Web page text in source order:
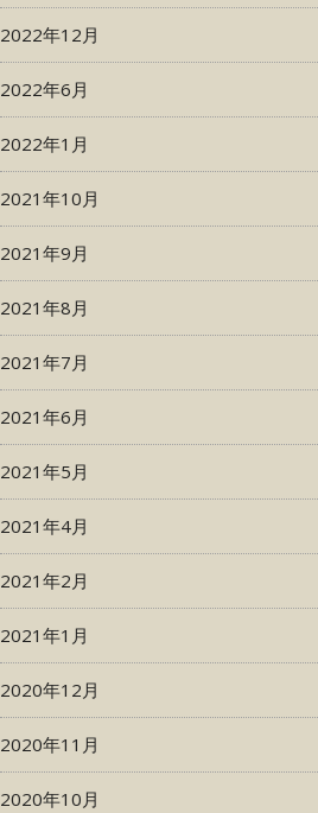
2022年12月
2022年6月
2022年1月
2021年10月
2021年9月
2021年8月
2021年7月
2021年6月
2021年5月
2021年4月
2021年2月
2021年1月
2020年12月
2020年11月
2020年10月